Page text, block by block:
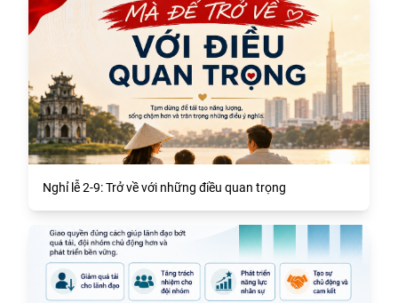
Nghỉ lễ 2-9: Trở về với những điều quan trọng